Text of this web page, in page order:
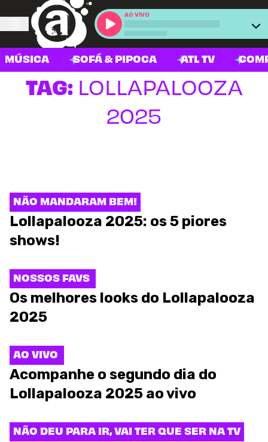
AO VIVO
MÚSICA SOFÁ & PIPOCA ATL TV
TAG: LOLLAPALOOZA
2025
NÃO MANDARAM BEM!
Lollapalooza 2025: os 5 piores
shows!
NOSSOS FAVS
Os melhores looks do Lollapalooza
2025
AO VIVO
Acompanhe o segundo dia do
Lollapalooza 2025 ao vivo
NÃO DEU PARA IR, VAI TER QUE SER NA TV